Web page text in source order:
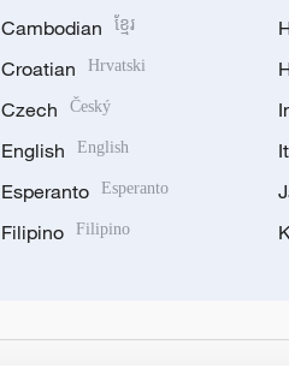
Cambodian ខ្មែរ
Croatian Hrvatski
Czech Český
English English
Esperanto Esperanto
Filipino Filipino